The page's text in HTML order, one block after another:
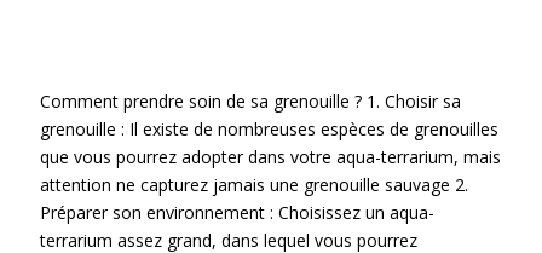
Comment prendre soin de sa grenouille ? 1. Choisir sa
grenouille : Il existe de nombreuses espèces de grenouilles
que vous pourrez adopter dans votre aqua-terrarium, mais
attention ne capturez jamais une grenouille sauvage 2.
Préparer son environnement : Choisissez un aqua-
terrarium assez grand, dans lequel vous pourrez